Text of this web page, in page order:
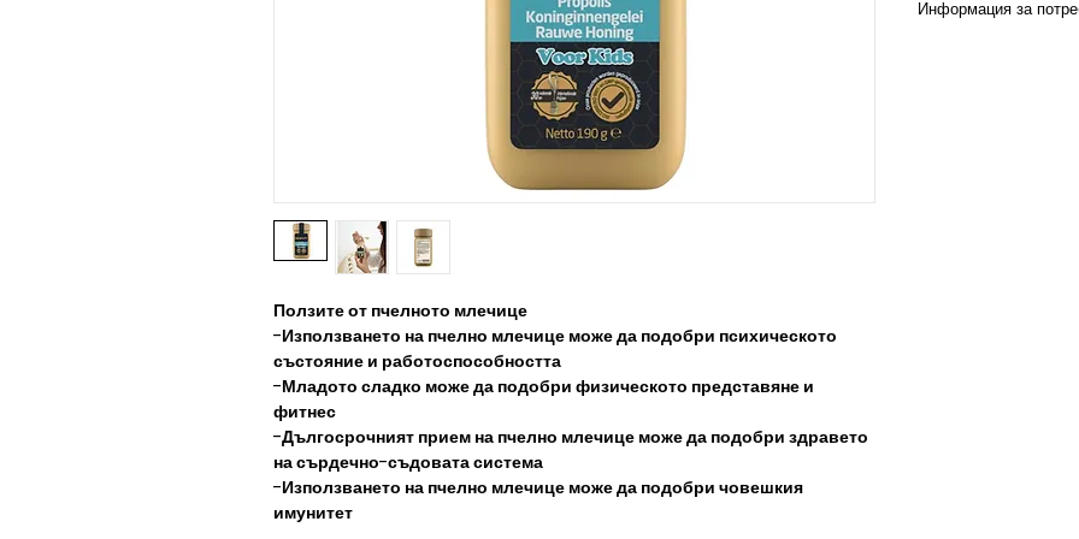
Ползите от пчелното млечице
-Използването на пчелно млечице може да подобри психическото
състояние и работоспособността
-Младото сладко може да подобри физическото представяне и
фитнес
-Дългосрочният прием на пчелно млечице може да подобри здравето
на сърдечно-съдовата система
-Използването на пчелно млечице може да подобри човешкия
имунитет
Информация за